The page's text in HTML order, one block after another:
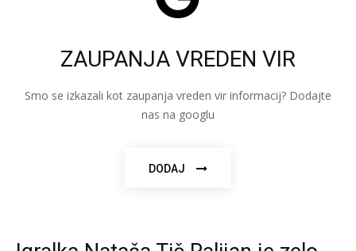
ZAUPANJA VREDEN VIR
Smo se izkazali kot zaupanja vreden vir informacij? Dodajte
nas na googlu
DODAJ